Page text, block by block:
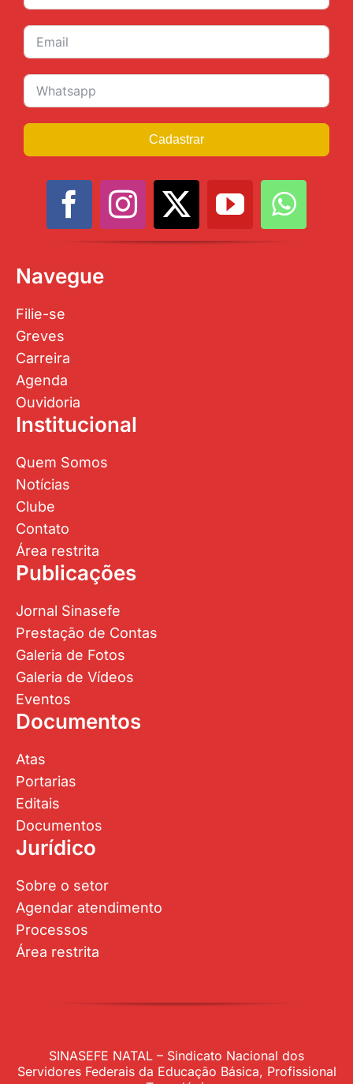
Cadastrar
Navegue
Filie-se
Greves
Carreira
Agenda
Ouvidoria
Institucional
Quem Somos
Notícias
Clube
Contato
Área restrita
Publicações
Jornal Sinasefe
Prestação de Contas
Galeria de Fotos
Galeria de Vídeos
Eventos
Documentos
Atas
Portarias
Editais
Documentos
Jurídico
Sobre o setor
Agendar atendimento
Processos
Área restrita
SINASEFE NATAL – Sindicato Nacional dos
Servidores Federais da Educação Básica, Profissional